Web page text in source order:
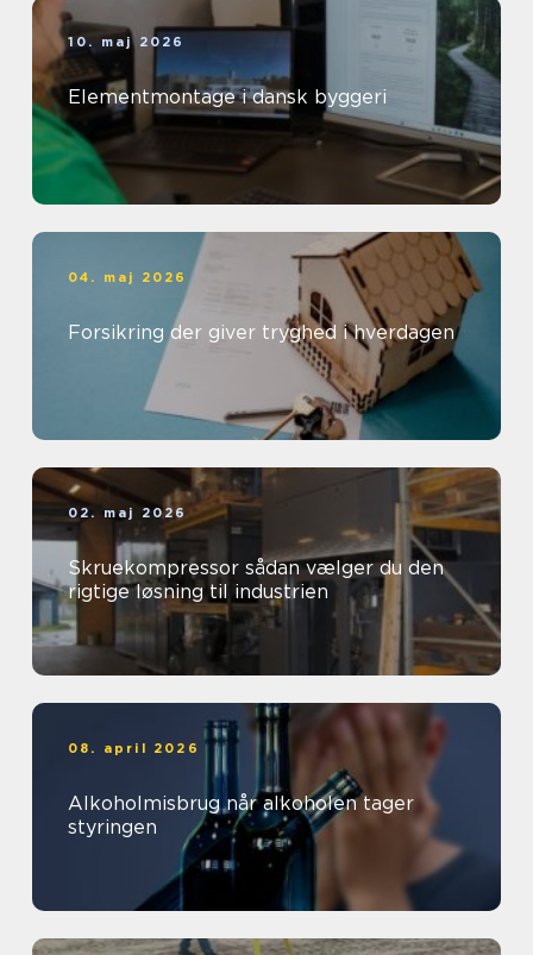
10. maj 2026
Elementmontage i dansk byggeri
04. maj 2026
Forsikring der giver tryghed i hverdagen
02. maj 2026
Skruekompressor sådan vælger du den
rigtige løsning til industrien
08. april 2026
Alkoholmisbrug når alkoholen tager
styringen